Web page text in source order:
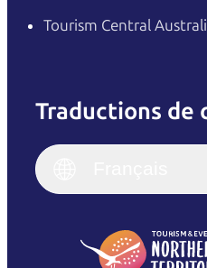
Tourism Central
Traductions de
English
(Singapore)